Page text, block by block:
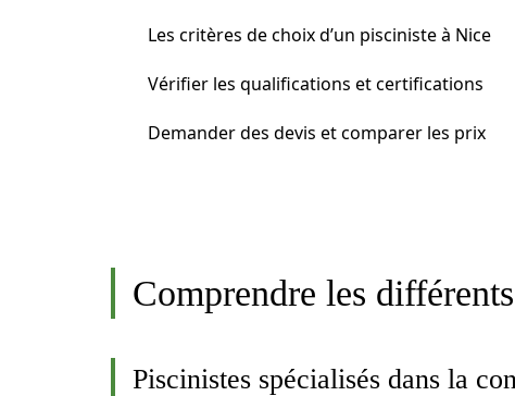
Les critères de choix d’un pisciniste à Nice
Vérifier les qualifications et certifications
Demander des devis et comparer les prix
Comprendre les
Piscinistes spécialisés dans la